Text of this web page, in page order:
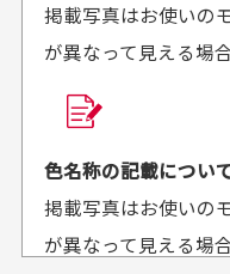
セールかつポイント
も使えて、お得に購
入出来ました
セールかつポイント
商品購入からど
か？
平日午前9時までの
せて頂いておりま
掲載写真はお使いの
が異なって見える場
色名称の記載につい
掲載写真はお使いの
が異なって見える場